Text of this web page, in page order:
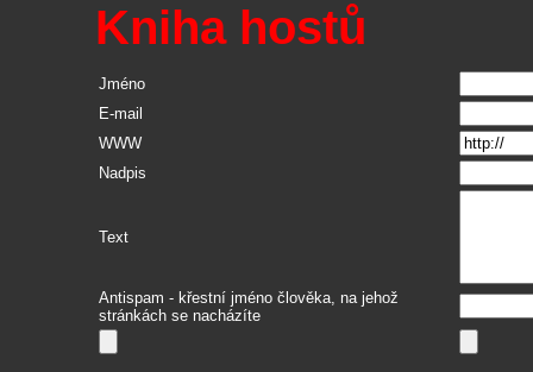
Kniha hostů
Jméno
E-mail
WWW
Nadpis
Text
Antispam - křestní jméno člověka, na jehož
stránkách se nacházíte